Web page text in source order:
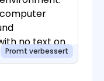
Promt verbessert